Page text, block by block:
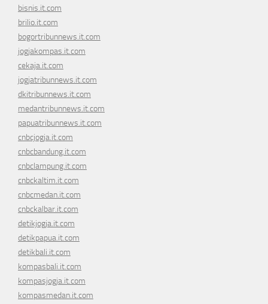
bisnis.it.com
brilio.it.com
bogortribunnews.it.com
jogjakompas.it.com
cekaja.it.com
jogjatribunnews.it.com
dkitribunnews.it.com
medantribunnews.it.com
papuatribunnews.it.com
cnbcjogja.it.com
cnbcbandung.it.com
cnbclampung.it.com
cnbckaltim.it.com
cnbcmedan.it.com
cnbckalbar.it.com
detikjogja.it.com
detikpapua.it.com
detikbali.it.com
kompasbali.it.com
kompasjogja.it.com
kompasmedan.it.com